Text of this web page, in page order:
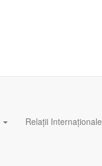
Relații Internaționale